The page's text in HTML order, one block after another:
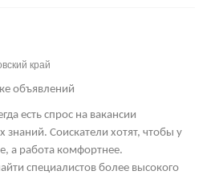
край
объявлений
есть спрос на вакансии
Соискатели хотят, чтобы у
а работа комфортнее.
специалистов более высокого